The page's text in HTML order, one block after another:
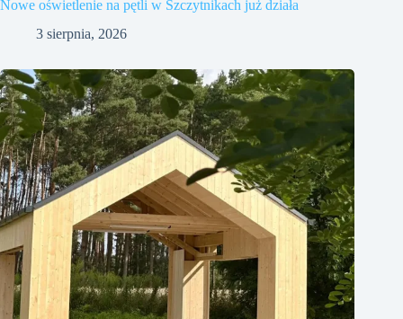
Nowe oświetlenie na pętli w Szczytnikach już działa
3 sierpnia, 2026